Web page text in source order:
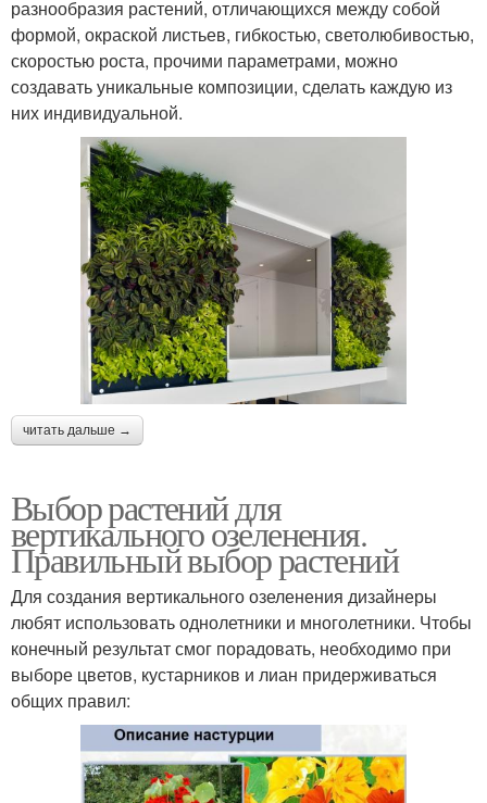
разнообразия растений, отличающихся между собой
формой, окраской листьев, гибкостью, светолюбивостью,
скоростью роста, прочими параметрами, можно
создавать уникальные композиции, сделать каждую из
них индивидуальной.
читать дальше →
Выбор растений для
вертикального озеленения.
Правильный выбор растений
Для создания вертикального озеленения дизайнеры
любят использовать однолетники и многолетники. Чтобы
конечный результат смог порадовать, необходимо при
выборе цветов, кустарников и лиан придерживаться
общих правил: